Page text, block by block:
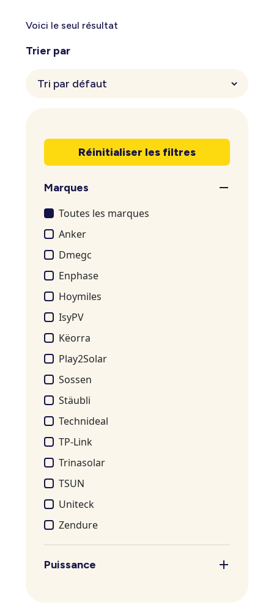
Voici le seul résultat
Trier par
Réinitialiser les filtres
Marques
Toutes les marques
Anker
Dmegc
Enphase
Hoymiles
IsyPV
Këorra
Play2Solar
Sossen
Stäubli
Technideal
TP-Link
Trinasolar
TSUN
Uniteck
Zendure
Puissance